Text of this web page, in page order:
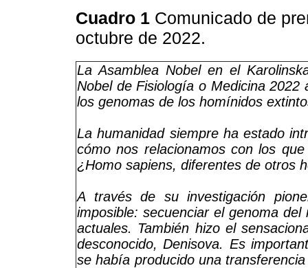
Cuadro 1 Comunicado de
octubre de 2022.
La Asamblea Nobel en el
Nobel de Fisiología o Medicina
los genomas de los homínidos
La humanidad siempre ha estado
cómo nos relacionamos con los
¿Homo sapiens, diferentes de otros
A través de su investigación
imposible: secuenciar el genoma
actuales. También hizo el
desconocido, Denisova. Es
se había producido una